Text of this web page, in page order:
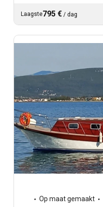
Laagste795 € / dag
Op maat gemaakt